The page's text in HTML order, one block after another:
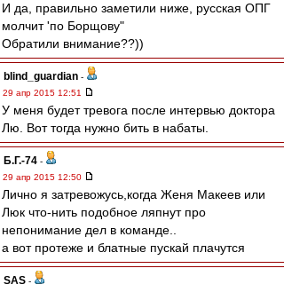
И да, правильно заметили ниже, русская ОПГ
молчит 'по Борщову"
Обратили внимание??))
blind_guardian -
29 апр 2015 12:51
У меня будет тревога после интервью доктора
Лю. Вот тогда нужно бить в набаты.
Б.Г.-74 -
29 апр 2015 12:50
Лично я затревожусь,когда Женя Макеев или
Люк что-нить подобное ляпнут про
непонимание дел в команде..
а вот протеже и блатные пускай плачутся
SAS -